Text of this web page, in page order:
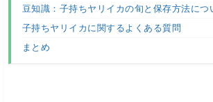
豆知識：子持ちヤリイカの旬と保存方法につ
子持ちヤリイカに関するよくある質問
まとめ